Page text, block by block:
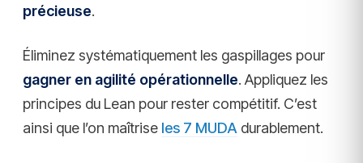
précieuse.
Éliminez systématiquement les gaspillages pour
gagner en agilité opérationnelle. Appliquez les
principes du Lean pour rester compétitif. C’est
ainsi que l’on maîtrise les 7 MUDA durablement.